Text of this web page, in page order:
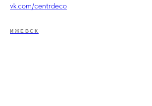
vk.com/centrdeco
ИЖЕВСК